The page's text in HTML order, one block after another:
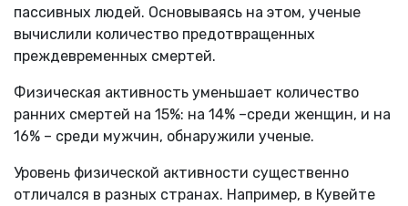
пассивных людей. Основываясь на этом, ученые
вычислили количество предотвращенных
преждевременных смертей.
Физическая активность уменьшает количество
ранних смертей на 15%: на 14% –среди женщин, и на
16% – среди мужчин, обнаружили ученые.
Уровень физической активности существенно
отличался в разных странах. Например, в Кувейте